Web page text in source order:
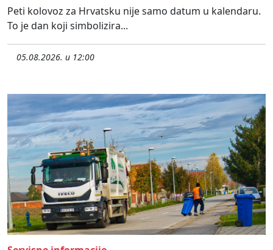
Peti kolovoz za Hrvatsku nije samo datum u kalendaru.
To je dan koji simbolizira...
05.08.2026. u 12:00